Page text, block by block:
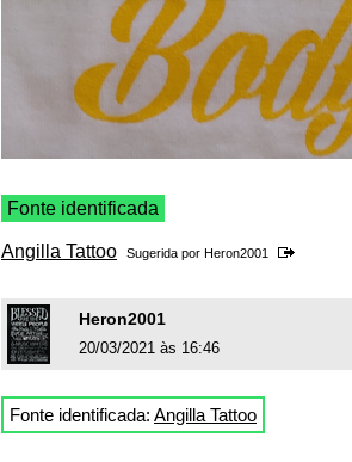
Fonte identificada
Angilla Tattoo Sugerida por Heron2001
Heron2001
20/03/2021 às 16:46
Fonte identificada: Angilla Tattoo